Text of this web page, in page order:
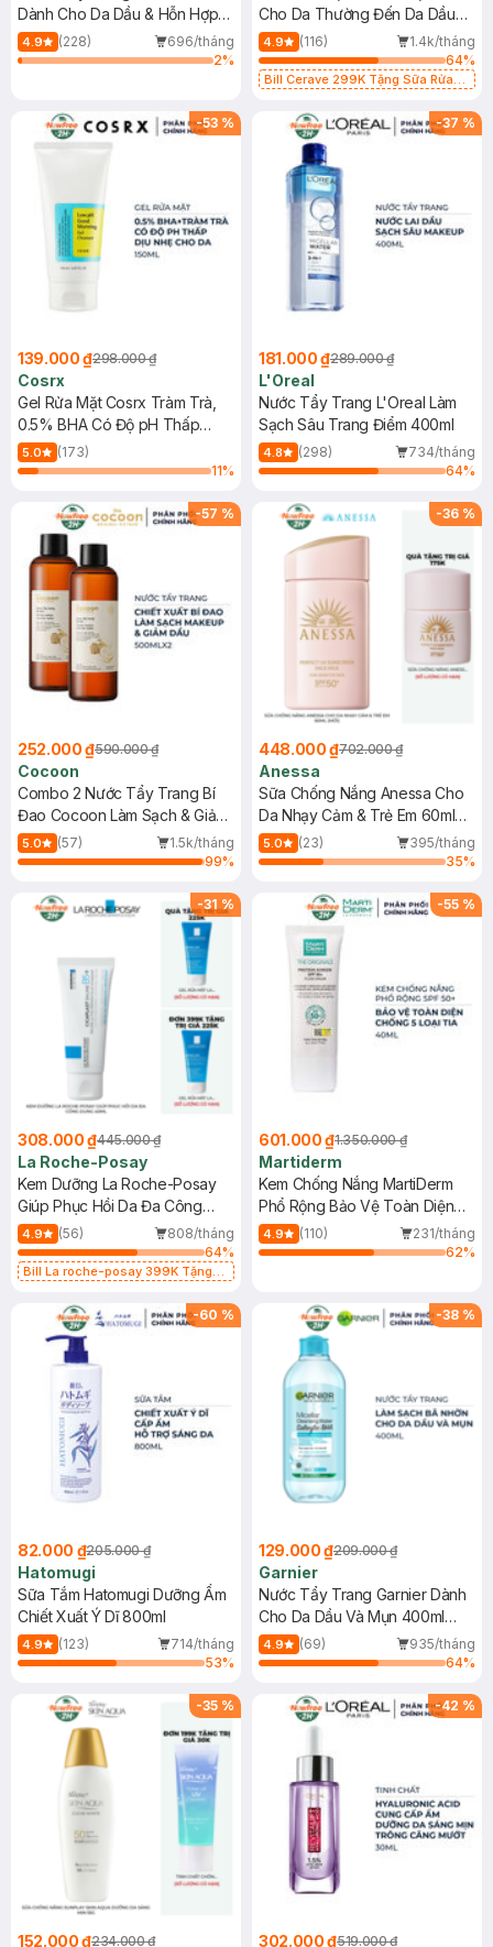
Dành Cho Da Dầu & Hỗn Hợp
500ml
4.9 (228)
696/tháng
2%
Cho Da Thường Đến Da Dầu
473ml
4.9 (116)
1.4k/tháng
64%
Bill Cerave 299K Tặng Sữa Rửa
-53 %
139.000 ₫298.000 ₫
Cosrx
Gel Rửa Mặt Cosrx Tràm Trà,
0.5% BHA Có Độ pH Thấp
150ml
5.0
(173)
11%
-37 %
181.000 ₫289.000 ₫
L'Oreal
Nước Tẩy Trang L'Oreal Làm
Sạch Sâu Trang Điểm 400ml
4.8 (298)
734/tháng
64%
-57 %
252.000 ₫590.000 ₫
Cocoon
Combo 2 Nước Tẩy Trang Bí
Đao Cocoon Làm Sạch & Giảm
Dầu 500ml
5.0 (57)
1.5k/tháng
99%
-36 %
448.000 ₫702.000 ₫
Anessa
Sữa Chống Nắng Anessa Cho
Da Nhạy Cảm & Trẻ Em 60ml
(Mới)
5.0 (23)
395/tháng
35%
-31 %
308.000 ₫445.000 ₫
La Roche-Posay
Kem Dưỡng La Roche-Posay
Giúp Phục Hồi Da Đa Công
Dụng 40ml
4.9 (56)
808/tháng
64%
Bill La roche-posay 399K Tặng
(SL có hạn)
-55 %
601.000 ₫1.350.000 ₫
Martiderm
Kem Chống Nắng MartiDerm
Phổ Rộng Bảo Vệ Toàn Diện
40ml
4.9 (110)
231/tháng
62%
-60 %
82.000 ₫205.000 ₫
Hatomugi
Sữa Tắm Hatomugi Dưỡng Ẩm
Chiết Xuất Ý Dĩ 800ml
4.9 (123)
714/tháng
53%
-38 %
129.000 ₫209.000 ₫
Garnier
Nước Tẩy Trang Garnier Dành
Cho Da Dầu Và Mụn 400ml
(Mới)
4.9 (69)
935/tháng
64%
-35 %
152.000 ₫234.000 ₫
-42 %
302.000 ₫519.000 ₫